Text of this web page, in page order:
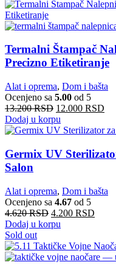
Termalni Štampač
Precizno Etiketiranje
Alat i oprema, Dom i bašta
Ocenjeno sa 5.00 od 5
13.200RSD 12.000 RSD
Dodaj u korpu
Germix UV
Salon
Alat i oprema, Dom i bašta
Ocenjeno sa 4.67 od 5
4.620RSD 4.200 RSD
Dodaj u korpu
Sold out